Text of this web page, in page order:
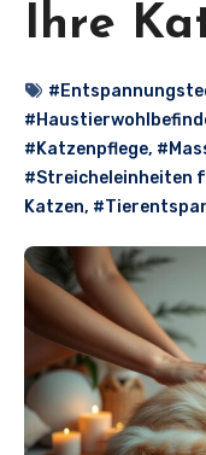
Ihre
#Katzenpflege,
#Streicheleinheiten
Katzen,